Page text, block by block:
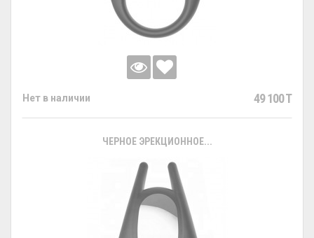
Нет в наличии 49 100 T
ЧЕРНОЕ ЭРЕКЦИОННОЕ...